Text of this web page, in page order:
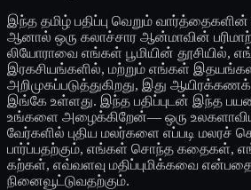
இந்த தமிழ் பதிப்பு வெறும்
ஆனால் ஒரு கலாச்சார ஆன்மாவின்
லியோராவை எங்கள் பூமியின் தூசியில்,
இரகசியங்களில், மற்றும் எங்கள்
அறிமுகப்படுத்துகிறது, இது
இங்கே உள்ளது. இந்த பதிப்புடன் இந்த
உங்களை அழைக்கிறேன்— ஒரு
வேர்களில் புதிய மலர்களை எப்படி மலரச்
பார்ப்பதற்கும், எங்கள் சொந்த கதைகள்,
கற்கள், எவ்வளவு மதிப்புமிக்கவை
நினைவூட்டுவதற்கும்.